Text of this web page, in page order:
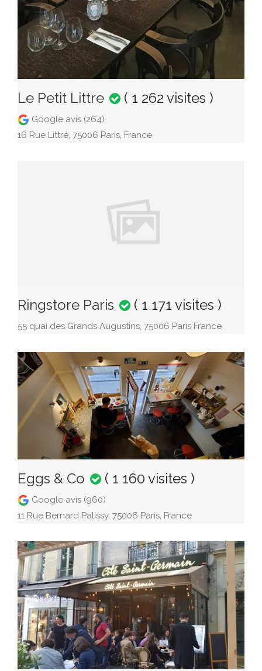
Le Petit Littre ( 1 262 visites )
Google avis (264)
16 Rue Littré, 75006 Paris, France
Ringstore Paris ( 1 171 visites )
55 quai des Grands Augustins, 75006 Paris France
Eggs & Co ( 1 160 visites )
Google avis (960)
11 Rue Bernard Palissy, 75006 Paris, France